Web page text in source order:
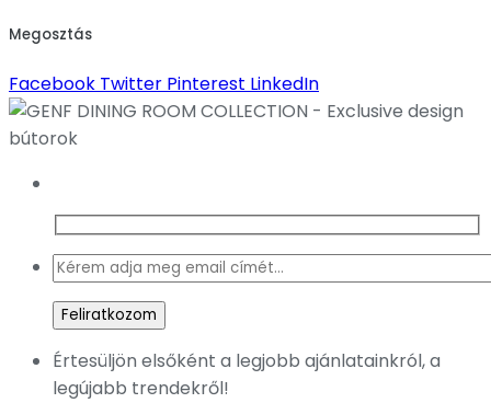
Megosztás
Facebook Twitter Pinterest LinkedIn
Értesüljön elsőként a legjobb ajánlatainkról, a
legújabb trendekről!